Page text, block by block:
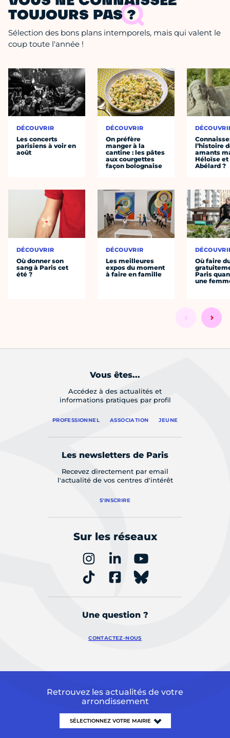
TOUJOURS PAS ?
Sélection des bons plans intemporels, mais qui valent le
coup toute l'année !
DÉCOUVRIR
Les concerts
parisiens à voir en
août
DÉCOUVRIR
Où donner son
sang à Paris cet
été ?
DÉCOUVRIR
On préfère
manger à la
cantine : les pâtes
aux courgettes
façon bolognaise
DÉCOUVRIR
Les meilleures
expos du moment
à faire en famille
l’histoire
amants
Héloïse et
Abélard ?
Où faire
Paris
une
Vous êtes...
Accédez à des actualités et
informations pratiques par profil
PROFESSIONNEL ASSOCIATION JEUNE
Les newsletters de Paris
Recevez directement par email
l'actualité de vos centres d'intérêt
S'INSCRIRE
Sur les réseaux
Une question ?
CONTACTEZ-NOUS
Retrouvez les actualités de votre
arrondissement